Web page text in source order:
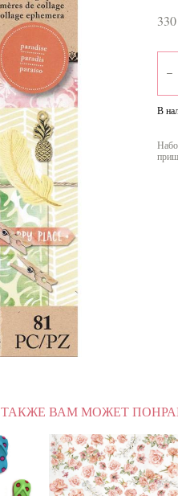
В
ТАКЖЕ ВАМ МОЖЕТ